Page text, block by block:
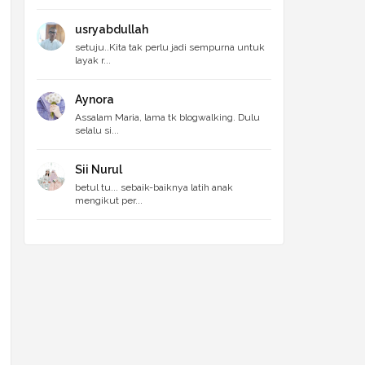
usryabdullah
setuju..Kita tak perlu jadi sempurna untuk
layak r...
Aynora
Assalam Maria, lama tk blogwalking. Dulu
selalu si...
Sii Nurul
betul tu... sebaik-baiknya latih anak
mengikut per...